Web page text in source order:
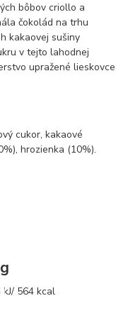
bôbov criollo a
čokolád na trhu
kakaovej sušiny
v tejto lahodnej
upražené lieskovce
cukor, kakaové
hrozienka (10%).
kJ/ 564 kcal